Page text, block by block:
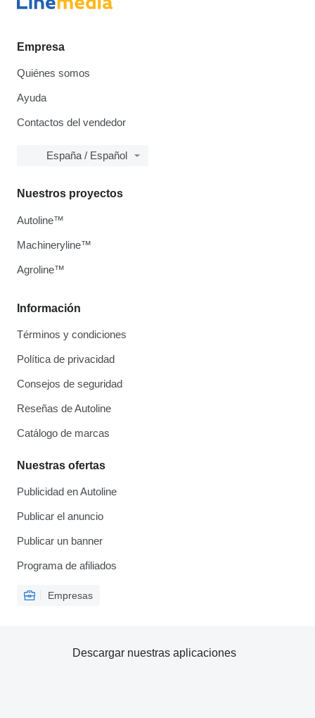
Empresa
Quiénes somos
Ayuda
Contactos del vendedor
España / Español
Información
Términos y condiciones
Política de privacidad
Consejos de seguridad
Reseñas de Autoline
Catálogo de marcas
Nuestras ofertas
Publicidad en Autoline
Publicar el anuncio
Publicar un banner
Programa de afiliados
Empresas
Nuestros proyectos
Autoline™
Machineryline™
Agroline™
Descargar nuestras aplicaciones